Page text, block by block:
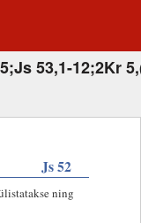
53,1-12;2Kr
Js 52
ning